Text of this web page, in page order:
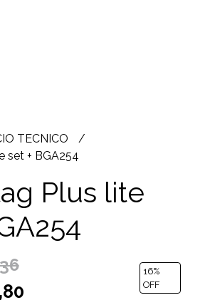
TECNICO
set + BGA254
Plus lite
16%
OFF